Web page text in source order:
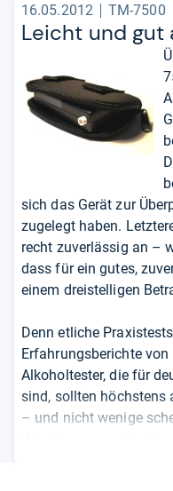
16.05.2012 TM-7500
Leicht und gut
sich das Gerät zur
zugelegt haben.
recht zuverlässig an –
dass für ein gutes,
einem dreistelligen
Denn etliche
Erfahrungsberichte
Alkoholtester, die für
sind, sollten höchstens
– und nicht wenige